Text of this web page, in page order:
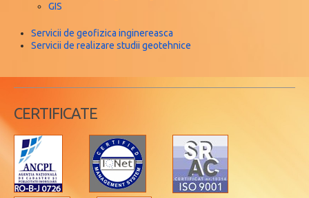
GIS
Servicii de geofizica inginereasca
Servicii de realizare studii geotehnice
CERTIFICATE